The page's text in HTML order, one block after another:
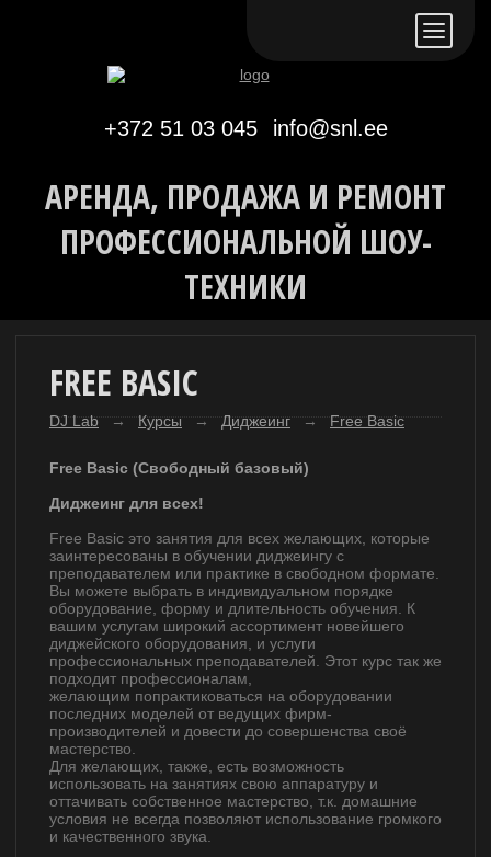
+372 51 03 045 info@snl.ee
АРЕНДА, ПРОДАЖА И РЕМОНТ
ПРОФЕССИОНАЛЬНОЙ ШОУ-
ТЕХНИКИ
FREE BASIC
DJ Lab → Курсы → Диджеинг → Free Basic
Free Basic (Свободный базовый)
Диджеинг для всех!
Free Basic это занятия для всех желающих, которые
заинтересованы в обучении диджеингу с
преподавателем или практике в свободном формате.
Вы можете выбрать в индивидуальном порядке
оборудование, форму и длительность обучения. К
вашим услугам широкий ассортимент новейшего
диджейского оборудования, и услуги
профессиональных преподавателей. Этот курс так же
подходит профессионалам,
желающим попрактиковаться на оборудовании
последних моделей от ведущих фирм-
производителей и довести до совершенства своё
мастерство.
Для желающих, также, есть возможность
использовать на занятиях свою аппаратуру и
оттачивать собственное мастерство, т.к. домашние
условия не всегда позволяют использование громкого
и качественного звука.